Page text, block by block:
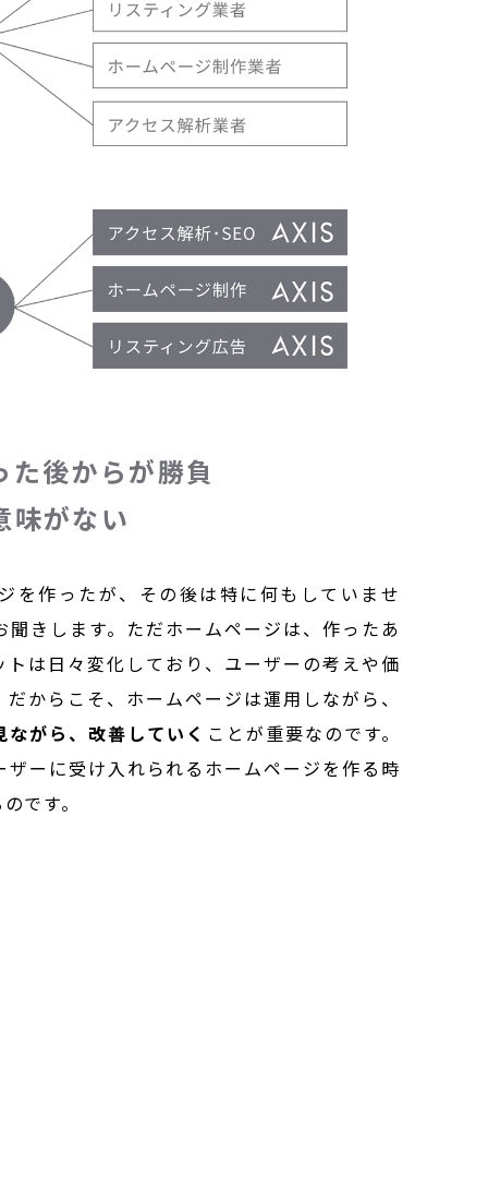
後からが勝負
味がない
を作ったが、その後は特に何もしていませ
きします。ただホームページは、作ったあ
は日々変化しており、ユーザーの考えや価
からこそ、ホームページは運用しながら、
ながら、改善していく ことが重要なのです。
ーに受け入れられるホームページを作る時
です。